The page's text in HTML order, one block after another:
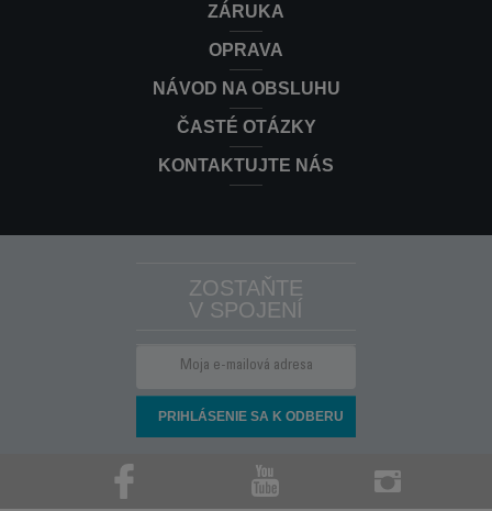
ZÁRUKA
OPRAVA
NÁVOD NA OBSLUHU
ČASTÉ OTÁZKY
KONTAKTUJTE NÁS
ZOSTAŇTE
V SPOJENÍ